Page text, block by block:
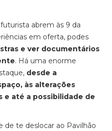
abrem às 9 da
em oferta, podes
e ver documentários
. Há uma enorme
desde a
às alterações
e até a possibilidade de
de te deslocar ao Pavilhão